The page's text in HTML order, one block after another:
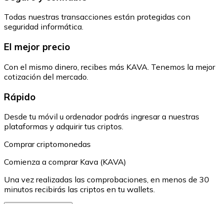
Todas nuestras transacciones están protegidas con
seguridad informática.
El mejor precio
Con el mismo dinero, recibes más KAVA. Tenemos la mejor
cotización del mercado.
Rápido
Desde tu móvil u ordenador podrás ingresar a nuestras
plataformas y adquirir tus criptos.
Comprar criptomonedas
Comienza a comprar Kava (KAVA)
Una vez realizadas las comprobaciones, en menos de 30
minutos recibirás las criptos en tu wallets.